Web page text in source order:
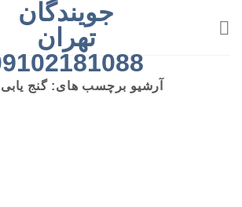
جویندگان
تهران
آرشیو برچسب های:گنج